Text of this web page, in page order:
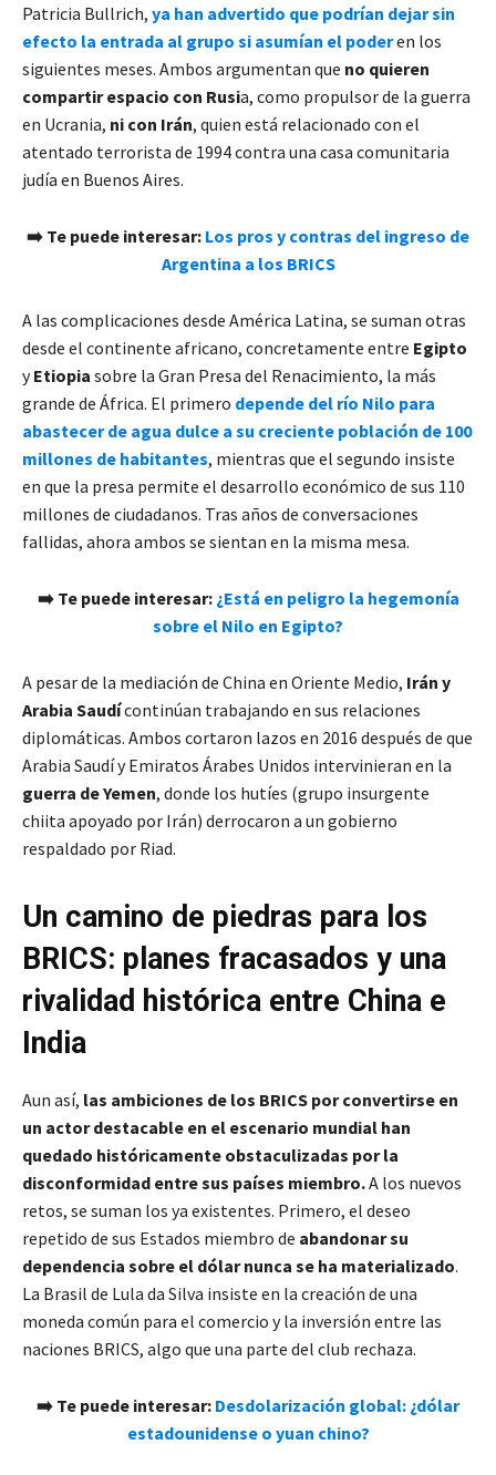
Patricia Bullrich, ya han advertido que podrían dejar sin
efecto la entrada al grupo si asumían el poderen los
siguientes meses. Ambos argumentan que no quieren
compartir espacio con Rusia, como propulsor de la guerra
en Ucrania, ni con Irán, quien está relacionado con el
atentado terrorista de 1994 contra una casa comunitaria
judía en Buenos Aires.
➡️ Te puede interesar: Los pros y contras del ingreso de
Argentina a los BRICS
A las complicaciones desde América Latina, se suman otras
desde el continente africano, concretamente entre Egipto
yEtiopia sobre la Gran Presa del Renacimiento, la más
grande de África. El primero depende del río Nilo para
abastecer de agua dulce a su creciente población de 100
millones de habitantes, mientras que el segundo insiste
en que la presa permite el desarrollo económico de sus 110
millones de ciudadanos. Tras años de conversaciones
fallidas, ahora ambos se sientan en la misma mesa.
➡️ Te puede interesar: ¿Está en peligro la hegemonía
sobre el Nilo en Egipto?
A pesar de la mediación de China en Oriente Medio, Irán y
Arabia Saudícontinúan trabajando en sus relaciones
diplomáticas. Ambos cortaron lazos en 2016 después de que
Arabia Saudí y Emiratos Árabes Unidos intervinieran en la
guerra de Yemen, donde los hutíes (grupo insurgente
chiita apoyado por Irán) derrocaron a un gobierno
respaldado por Riad.
Un camino de piedras para los
BRICS: planes fracasados y una
rivalidad histórica entre China e
India
Aun así, las ambiciones de los BRICS por convertirse en
un actor destacable en el escenario mundial han
quedado históricamente obstaculizadas por la
disconformidad entre sus países miembro.A los nuevos
retos, se suman los ya existentes. Primero, el deseo
repetido de sus Estados miembro de abandonar su
dependencia sobre el dólar nunca se ha materializado.
La Brasil de Lula da Silva insiste en la creación de una
moneda común para el comercio y la inversión entre las
naciones BRICS, algo que una parte del club rechaza.
➡️ Te puede interesar: Desdolarización global: ¿dólar
estadounidense o yuan chino?